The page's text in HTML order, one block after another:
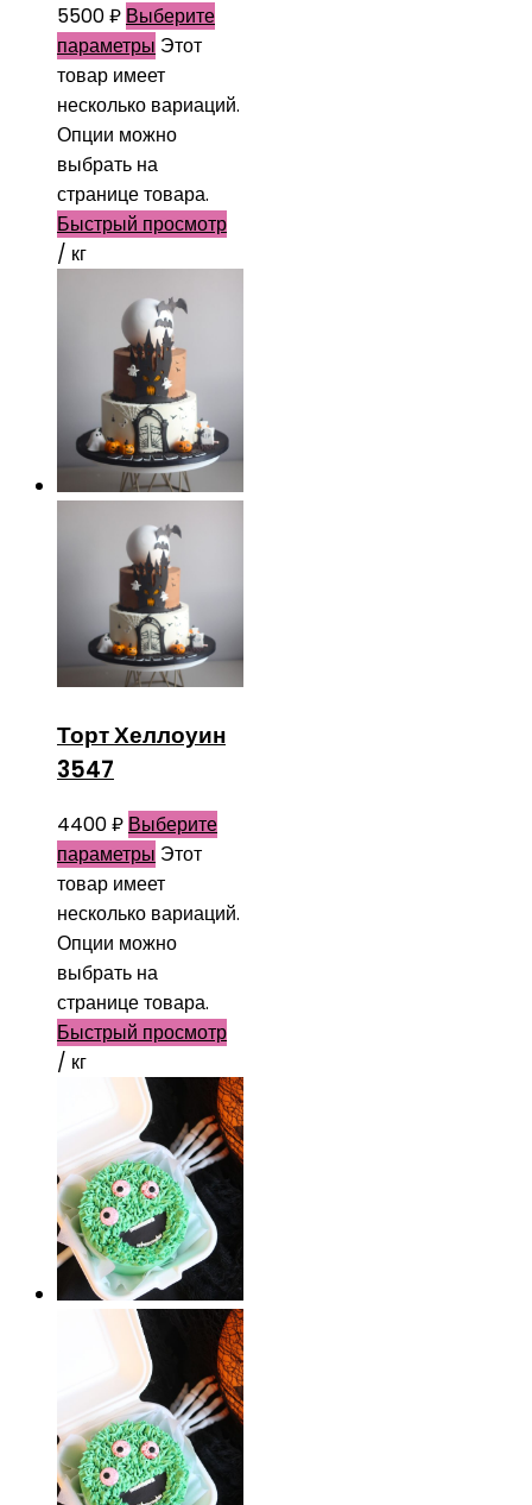
5500₽ Выберите
параметры Этот
товар имеет
несколько вариаций.
Опции можно
выбрать на
странице товара.
Быстрый просмотр
/ кг
Торт Хеллоуин
3547
4400₽ Выберите
параметры Этот
товар имеет
несколько вариаций.
Опции можно
выбрать на
странице товара.
Быстрый просмотр
/ кг